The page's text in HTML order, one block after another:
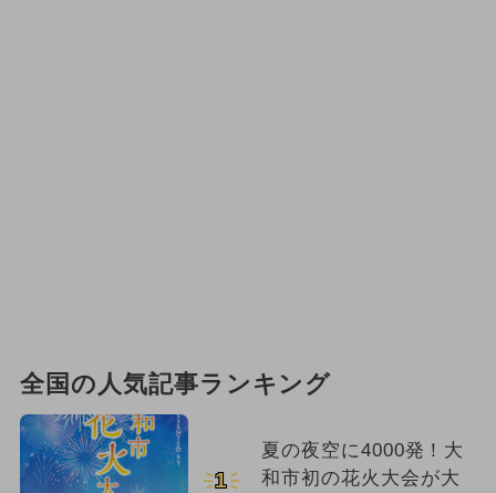
全国の人気記事ランキング
1
夏の夜空に4000発！大
和市初の花火大会が大